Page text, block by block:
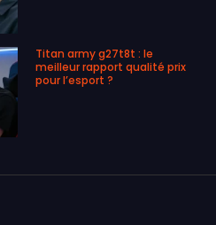
Titan army g27t8t : le
meilleur rapport qualité prix
pour l’esport ?